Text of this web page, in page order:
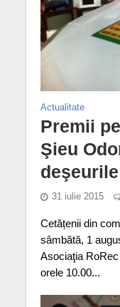
Actualitate
Premii
Şieu
31 iulie 2015
Cetățenii din
sâmbătă, 1
Asociaţia
orele 10.00...